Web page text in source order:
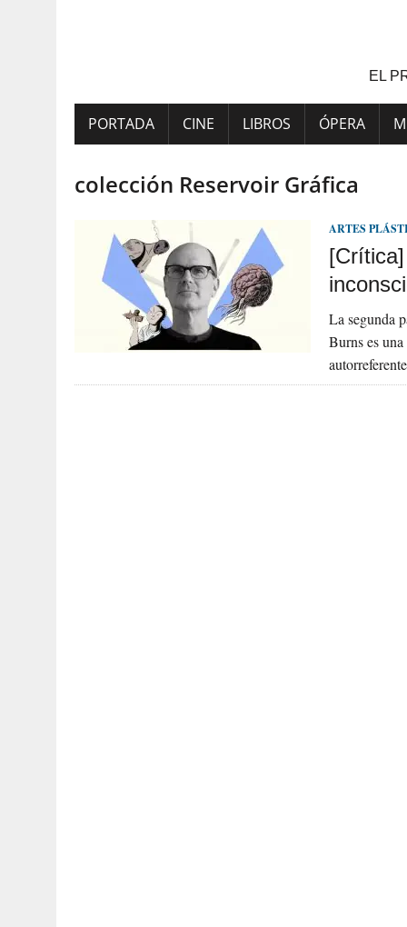
EL
PORTADA CINE LIBROS ÓPERA
colección Reservoir Gráfica
ARTES
La segunda
Burns es